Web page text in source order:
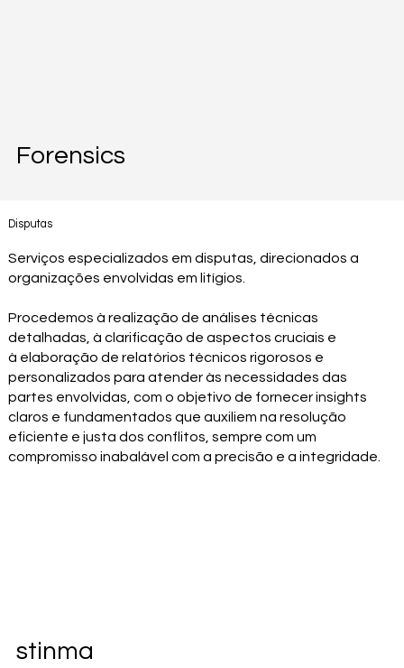
Forensics
Disputas
Serviços especializados em disputas, direcionados a
organizações envolvidas em litígios.
Procedemos à realização de análises técnicas
detalhadas, à clarificação de aspectos cruciais e
à elaboração de relatórios técnicos rigorosos e
personalizados para atender às necessidades das
partes envolvidas, com o objetivo de fornecer insights
claros e fundamentados que auxiliem na resolução
eficiente e justa dos conflitos, sempre com um
compromisso inabalável com a precisão e a integridade.
stinma